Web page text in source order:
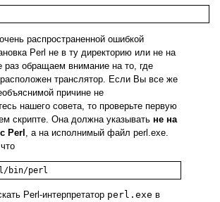
очень распространенной ошибкой
Perl не в ту директорию или не на
раз обращаем внимание на то, где
транслятор. Если Вы все же
причине не
нашего совета, то проверьте первую
скрипте. Она должна указывать не на
Perl , а на исполнимый файл perl.exe.
bin/perl
Perl-интерпретатор perl.exe в